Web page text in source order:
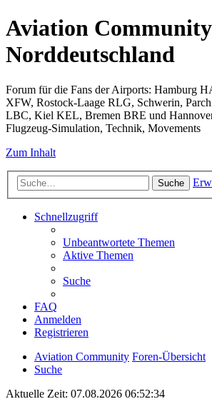
Aviation Community
Norddeutschland
Forum für die Fans der Airports: Hamburg
XFW, Rostock-Laage RLG, Schwerin,
LBC, Kiel KEL, Bremen BRE und
Flugzeug-Simulation, Technik, Movements
Zum Inhalt
Suche
Schnellzugriff
Unbeantwortete Themen
Aktive Themen
Suche
FAQ
Anmelden
Registrieren
Aviation Community Foren-Übersicht
Suche
Aktuelle Zeit: 07.08.2026 06:52:34